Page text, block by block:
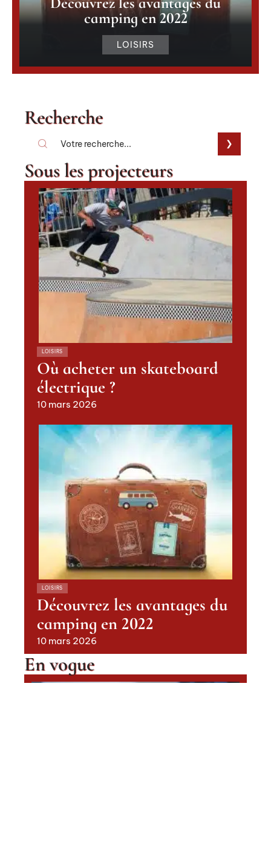
camping en 2022
LOISIRS
Recherche
Sous les projecteurs
LOISIRS
Où acheter un skateboard
électrique ?
10 mars 2026
LOISIRS
Découvrez les avantages du
camping en 2022
10 mars 2026
En vogue